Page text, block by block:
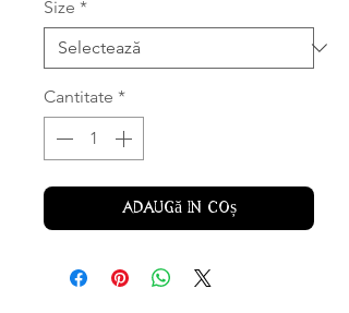
Size *
Cantitate *
Adaugă în coș